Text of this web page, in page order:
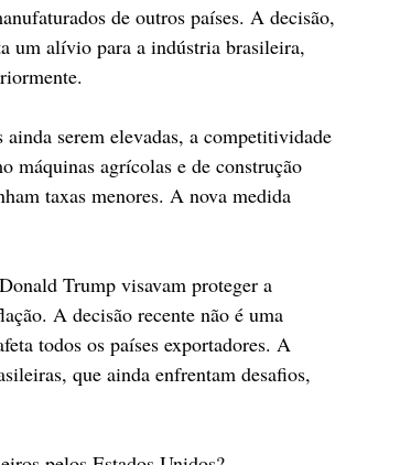
de outros países. A decisão,
um alívio para a indústria brasileira,
serem elevadas, a competitividade
máquinas agrícolas e de construção
taxas menores. A nova medida
Trump visavam proteger a
A decisão recente não é uma
todos os países exportadores. A
que ainda enfrentam desafios,